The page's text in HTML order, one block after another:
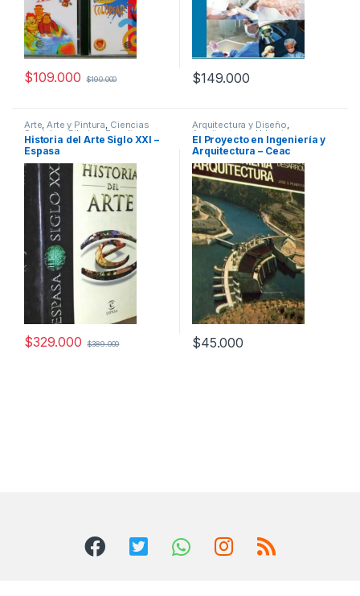
$109.000 $190.000 $149.000
Arte,Arte y Pintura, Ciencias
Sociales Dibujo y Escultura,
Historia, Historia del Arte ,
Profesionales y tecnicos
Historia del Arte Siglo XXI –
Espasa
$329.000 $389.000
Arquitectura y Diseño,
Arquitectura y Urbanismo
Ingeniería,Ingeniería Civil,
Profesionales y tecnicos
El Proyecto en Ingeniería y
Arquitectura – Ceac
$45.000